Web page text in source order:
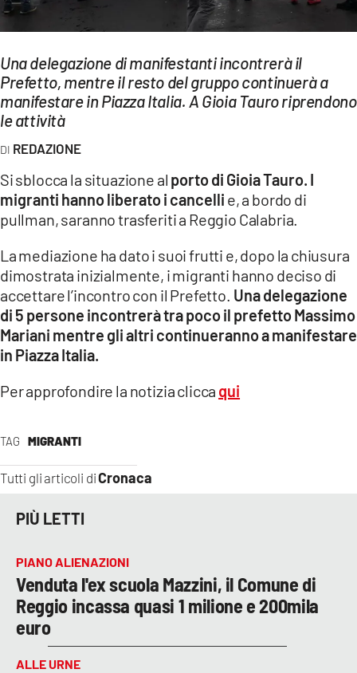
Streaming
LAC TV
LAC NETWORK
LAC ONAIR
LaC
Network
LACPLAY.IT
LACTV.IT
LACONAIR.IT
LACITYMAG.IT
ILREGGINO.IT
COSENZACHANNEL.IT
LACAPITALENEWS.IT
ANDROID
APPLE
Una delegazione di manifestanti incontrerà il
Prefetto, mentre il resto del gruppo continuerà a
manifestare in Piazza Italia. A Gioia Tauro riprendono
le attività
REDAZIONE
TAG MIGRANTI
Tutti gli articoli diCronaca
Si sblocca la situazione al porto di Gioia Tauro. I
migranti hanno liberato i cancelli e, a bordo di
pullman, saranno trasferiti a Reggio Calabria.
La mediazione ha dato i suoi frutti e, dopo la chiusura
dimostrata inizialmente, i migranti hanno deciso di
accettare l’incontro con il Prefetto. Una delegazione
di 5 persone incontrerà tra poco il prefetto Massimo
Mariani mentre gli altri continueranno a manifestare
in Piazza Italia.
Per approfondire la notizia clicca qui
PIÙ LETTI
PIANO ALIENAZIONI
Venduta l'ex scuola Mazzini, il Comune di
Reggio incassa quasi 1 milione e 200mila
euro
ALLE URNE